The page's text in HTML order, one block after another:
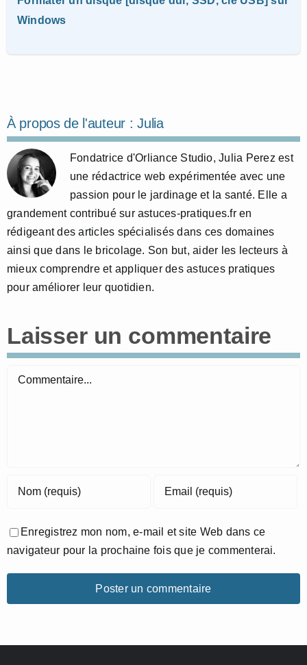
Windows
À propos de l'auteur :Julia
Fondatrice d'Orliance Studio, Julia Perez est
une rédactrice web expérimentée avec une
passion pour le jardinage et la santé. Elle a
grandement contribué sur astuces-pratiques.fr en
rédigeant des articles spécialisés dans ces domaines
ainsi que dans le bricolage. Son but, aider les lecteurs à
mieux comprendre et appliquer des astuces pratiques
pour améliorer leur quotidien.
Laisser un commentaire
Commentaire
Enregistrez mon nom, e-mail et site Web dans ce
navigateur pour la prochaine fois que je commenterai.